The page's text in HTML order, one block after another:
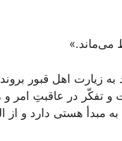
می‌ماند.»
اهل قبور
تفکّر در عاقبتِ امر و
مبدأ هستی دارد و از